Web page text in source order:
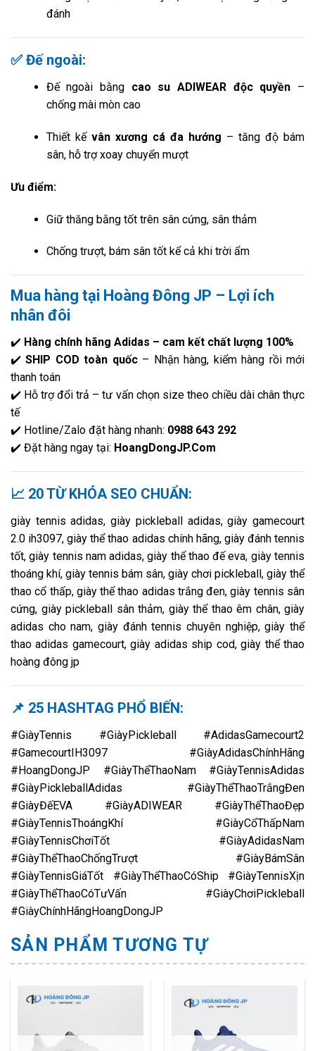
đánh
✅ Đế ngoài:
Đế ngoài bằng cao su ADIWEAR độc quyền –
chống mài mòn cao
Thiết kế vân xương cá đa hướng – tăng độ bám
sân, hỗ trợ xoay chuyển mượt
Ưu điểm:
Giữ thăng bằng tốt trên sân cứng, sân thảm
Chống trượt, bám sân tốt kể cả khi trời ẩm
Mua hàng tại Hoàng Đông JP – Lợi ích
nhân đôi
✔️ Hàng chính hãng Adidas – cam kết chất lượng 100%
✔️SHIP COD toàn quốc– Nhận hàng, kiểm hàng rồi mới
thanh toán
✔️ Hỗ trợ đổi trả – tư vấn chọn size theo chiều dài chân thực
tế
✔️ Hotline/Zalo đặt hàng nhanh: 0988 643 292
✔️ Đặt hàng ngay tại: HoangDongJP.Com
📈 20 TỪ KHÓA SEO CHUẨN:
giày tennis adidas, giày pickleball adidas, giày gamecourt
2.0 ih3097, giày thể thao adidas chính hãng, giày đánh tennis
tốt, giày tennis nam adidas, giày thể thao đế eva, giày tennis
thoáng khí, giày tennis bám sân, giày chơi pickleball, giày thể
thao cổ thấp, giày thể thao adidas trắng đen, giày tennis sân
cứng, giày pickleball sân thảm, giày thể thao êm chân, giày
adidas cho nam, giày đánh tennis chuyên nghiệp, giày thể
thao adidas gamecourt, giày adidas ship cod, giày thể thao
hoàng đông jp
📌 25 HASHTAG PHỔ BIẾN:
#GiàyTennis #GiàyPickleball #AdidasGamecourt2
#GamecourtIH3097 #GiàyAdidasChínhHãng
#HoangDongJP #GiàyThểThaoNam #GiàyTennisAdidas
#GiàyPickleballAdidas #GiàyThểThaoTrắngĐen
#GiàyĐếEVA #GiàyADIWEAR #GiàyThểThaoĐẹp
#GiàyTennisThoángKhí #GiàyCổThấpNam
#GiàyTennisChơiTốt #GiàyAdidasNam
#GiàyThểThaoChốngTrượt #GiàyBámSân
#GiàyTennisGiáTốt #GiàyThểThaoCóShip #GiàyTennisXịn
#GiàyThểThaoCóTưVấn #GiàyChơiPickleball
#GiàyChínhHãngHoangDongJP
SẢN PHẨM TƯƠNG TỰ